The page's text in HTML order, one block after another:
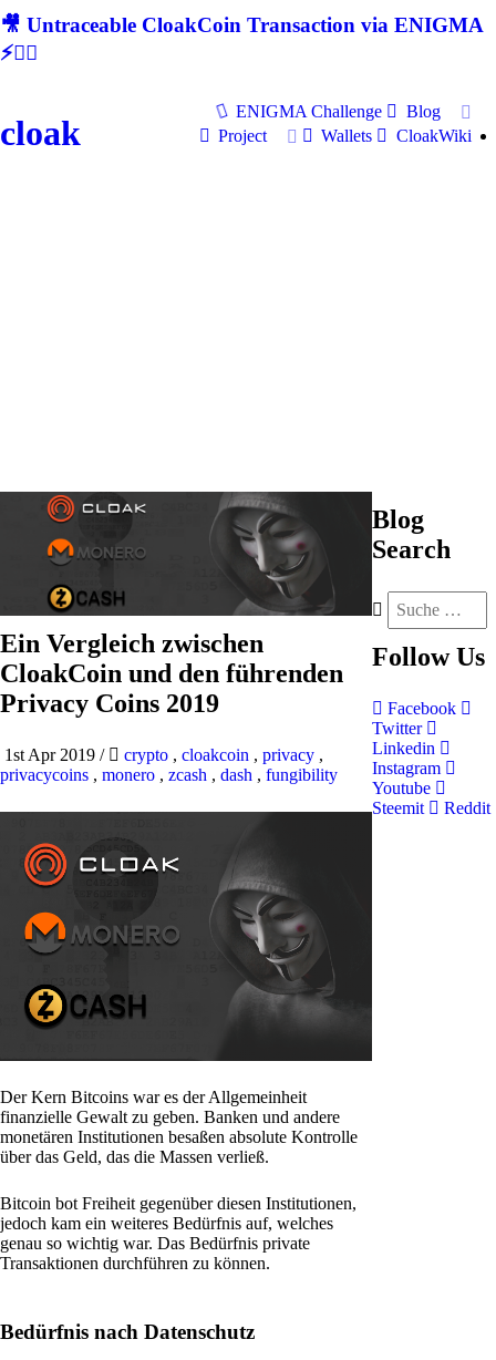
🎥 Untraceable CloakCoin Transaction via ENIGMA
⚡🕵‍♂
cloak
ENIGMA Challenge
Blog
Project
Wallets CloakWiki
Ein Vergleich zwischen
CloakCoin und den führenden
Privacy Coins 2019
1st Apr 2019 / crypto , cloakcoin , privacy ,
privacycoins , monero , zcash , dash , fungibility
Der Kern Bitcoins war es der Allgemeinheit
finanzielle Gewalt zu geben. Banken und andere
monetären Institutionen besaßen absolute Kontrolle
über das Geld, das die Massen verließ.
Bitcoin bot Freiheit gegenüber diesen Institutionen,
jedoch kam ein weiteres Bedürfnis auf, welches
genau so wichtig war. Das Bedürfnis private
Transaktionen durchführen zu können.
Bedürfnis nach Datenschutz
Blog
Search
Follow Us
Facebook
Twitter
Linkedin
Instagram
Youtube
Steemit
Reddit